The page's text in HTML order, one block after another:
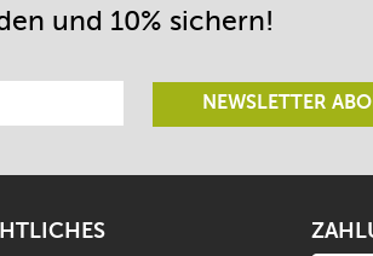
und 10% sichern!
NEWSLETTER